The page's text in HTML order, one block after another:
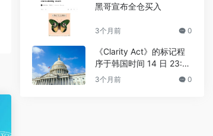
黑哥宣布全仓买入
3个月前 0
《Clarity Act》的标记程
序于韩国时间 14 日 23:3
0 进行
3个月前 0